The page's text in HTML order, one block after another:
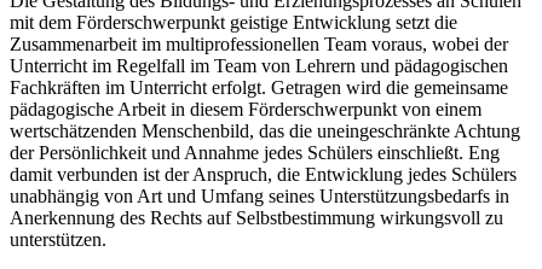
mit dem Förderschwerpunkt geistige Entwicklung setzt die
Zusammenarbeit im multiprofessionellen Team voraus, wobei der
Unterricht im Regelfall im Team von Lehrern und pädagogischen
Fachkräften im Unterricht erfolgt. Getragen wird die gemeinsame
pädagogische Arbeit in diesem Förderschwerpunkt von einem
wertschätzenden Menschenbild, das die uneingeschränkte Achtung
der Persönlichkeit und Annahme jedes Schülers einschließt. Eng
damit verbunden ist der Anspruch, die Entwicklung jedes Schülers
unabhängig von Art und Umfang seines Unterstützungsbedarfs in
Anerkennung des Rechts auf Selbstbestimmung wirkungsvoll zu
unterstützen.